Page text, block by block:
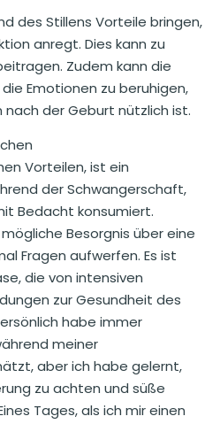
des Stillens Vorteile bringen,
anregt. Dies kann zu
Zudem kann die
Emotionen zu beruhigen,
der Geburt nützlich ist.
Vorteilen, ist ein
der Schwangerschaft,
Bedacht konsumiert.
Besorgnis über eine
Fragen aufwerfen. Es ist
die von intensiven
zur Gesundheit des
habe immer
meiner
aber ich habe gelernt,
zu achten und süße
Tages, als ich mir einen